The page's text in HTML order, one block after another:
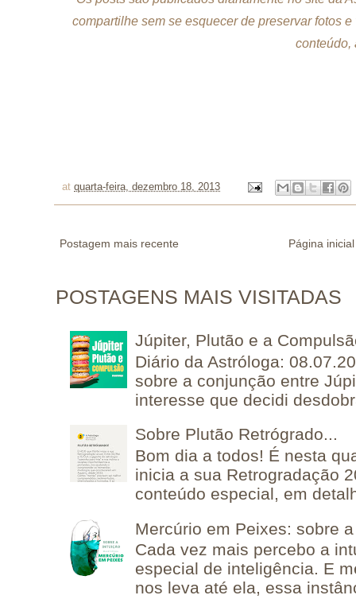
compartilhe sem se esquecer de preservar fotos
conteúdo,
at quarta-feira, dezembro 18, 2013
Postagem mais recente Página inicial
POSTAGENS MAIS VISITADAS
Júpiter, Plutão e a
Diário da Astróloga:
sobre a conjunção entre
interesse que decidi
Sobre Plutão Retrógrado...
Bom dia a todos! É nesta
inicia a sua Retrogradação
conteúdo especial, em
Mercúrio em Peixes: sobre
Cada vez mais percebo a
especial de inteligência. E
nos leva até ela, essa